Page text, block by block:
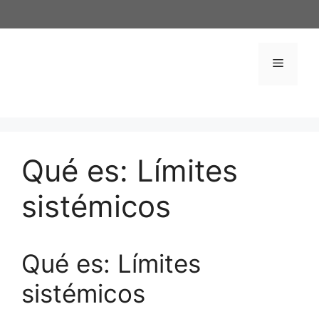
al
Menú
Qué es: Límites
sistémicos
Qué es: Límites
sistémicos